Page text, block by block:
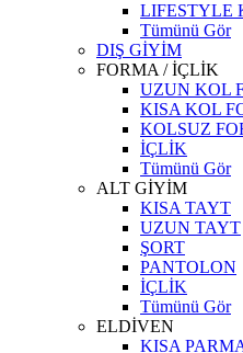
LIFESTYLE
Tümünü Gör
DIŞ GİYİM
FORMA / İÇLİK
UZUN KOL
KISA KOL
KOLSUZ
İÇLİK
Tümünü Gör
ALT GİYİM
KISA TAYT
UZUN TAYT
ŞORT
PANTOLON
İÇLİK
Tümünü Gör
ELDİVEN
KISA